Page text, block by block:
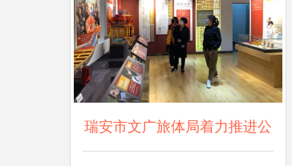
瑞安市文广旅体局着力推进公